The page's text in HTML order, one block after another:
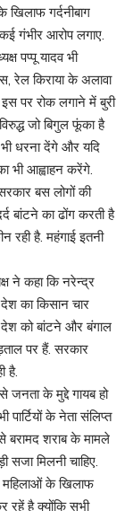
खिलाफ गर्दनीबाग
गंभीर आरोप लगाए.
पप्पू यादव भी
रेल किराया के अलावा
इस पर रोक लगाने में बुरी
जो बिगुल फूंका है
धरना देंगे और यदि
भी आह्वाहन करेंगे.
बस लोगों की
बांटने का ढोंग करती है
रही है. महंगाई इतनी
ने कहा कि नरेन्द्र
का किसान चार
को बांटने और बंगाल
पर हैं. सरकार
है.
जनता के मुद्दे गायब हो
के नेता संलिप्त
शराब के मामले
सजा मिलनी चाहिए.
महिलाओं के खिलाफ
रहें है क्योंकि सभी